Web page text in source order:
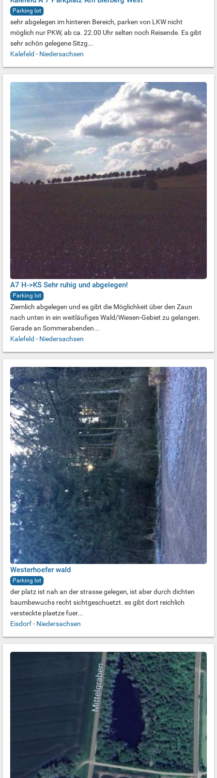
Parking lot
sehr abgelegen im hinteren Bereich, parken von LKW nicht
möglich nur PKW, ab ca. 22.00 Uhr selten noch Reisende. Es gibt
sehr schön gelegene Sitzg...
Kalefeld - Niedersachsen
A7 H->KS Sehr ruhig und abgelegen!
Parking lot
Ziemlich abgelegen und es gibt die Möglichkeit über den Zaun
nach unten in ein weitläufiges Wald/Wiesen-Gebiet zu gelangen.
Gerade an Sommerabenden...
Kalefeld - Niedersachsen
Westerhoefer wald
Parking lot
der platz ist nah an der strasse gelegen, ist aber durch dichten
baumbewuchs recht sichtgeschuetzt. es gibt dort reichlich
versteckte plaetze fuer...
Eisdorf- Niedersachsen